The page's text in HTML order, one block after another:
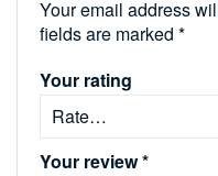
Your email address
fields are marked *
Your rating
Your review*